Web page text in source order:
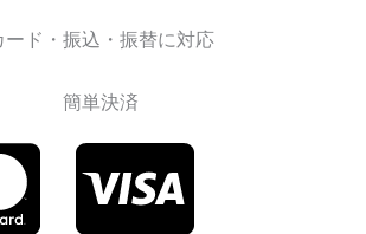
ード・振込・振替に対応
簡単決済